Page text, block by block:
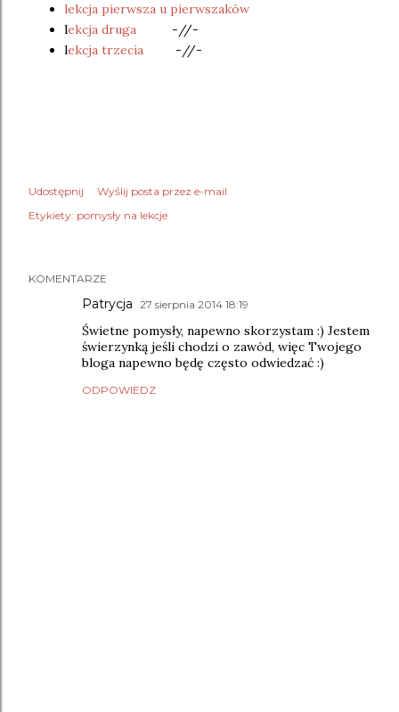
lekcja pierwsza u pierwszaków
lekcja druga
-//-
lekcja trzecia -//-
Udostępnij
Wyślij posta przez e-mail
Etykiety: pomysły na lekcje
KOMENTARZE
Patrycja 27 sierpnia 2014 18:19
Świetne pomysły, napewno skorzystam :) Jestem
świerzynką jeśli chodzi o zawód, więc Twojego
bloga napewno będę często odwiedzać :)
ODPOWIEDZ